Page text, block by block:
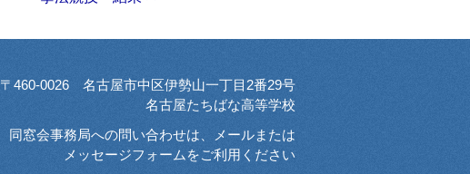
〒460-0026 名古屋市中区伊勢山一丁目2番29号
名古屋たちばな高等学校
同窓会事務局への問い合わせは、メールまたは
メッセージフォームをご利用ください